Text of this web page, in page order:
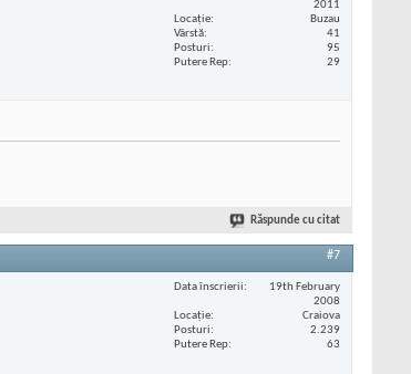
2011
Locaţie
Buzau
Vârstă
41
Posturi
95
Putere Rep
29
Răspunde cu citat
#7
Data înscrierii
19th February
2008
Locaţie
Craiova
Posturi
2.239
Putere Rep
63